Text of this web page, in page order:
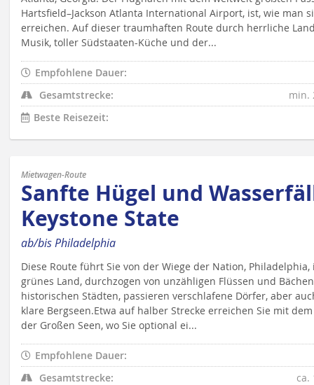
Hartsfield–Jackson Atlanta International Airport, ist, wie man
erreichen. Auf dieser traumhaften Route durch herrliche
Musik, toller Südstaaten-Küche und der...
Empfohlene Dauer:
Gesamtstrecke:
min.
Beste Reisezeit:
Mietwagen-Route
Sanfte Hügel und
Keystone State
ab/bis Philadelphia
Diese Route führt Sie von der Wiege der Nation,
grünes Land, durchzogen von unzähligen Flüssen und
historischen Städten, passieren verschlafene Dörfer, aber
klare Bergseen.Etwa auf halber Strecke erreichen Sie mit
der Großen Seen, wo Sie optional ei...
Empfohlene Dauer:
Gesamtstrecke:
ca.